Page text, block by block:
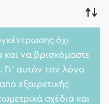
όχι
και να βρισκόμαστε
αυτόν τον λόγο
εξαιρετικής
σχέδια και